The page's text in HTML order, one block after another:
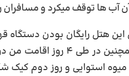
آب ها توقف میکرد و
این هتل رایگان بودن
روزانه نیز شارژ میشد
میوه استوایی و روز دوم